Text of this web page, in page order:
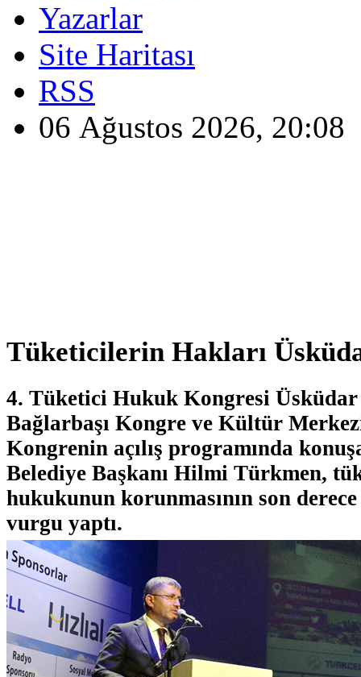
Yazarlar
Site Haritası
RSS
06 Ağustos 2026, 20:08
Tüketicilerin Hakları
4. Tüketici Hukuk Kongresi Üsküdar
Bağlarbaşı Kongre ve Kültür
Kongrenin açılış programında
Belediye Başkanı Hilmi Türkmen,
hukukunun korunmasının son
vurgu yaptı.